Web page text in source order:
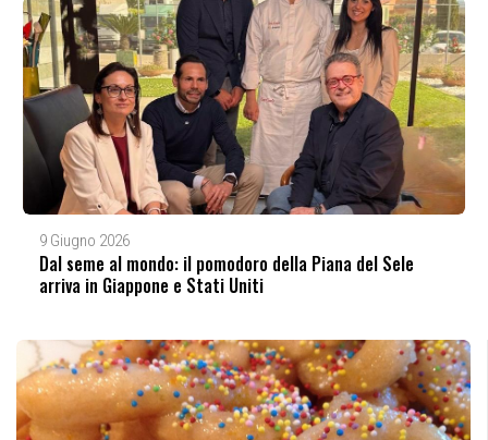
9 Giugno 2026
Dal seme al mondo: il pomodoro della Piana del Sele
arriva in Giappone e Stati Uniti